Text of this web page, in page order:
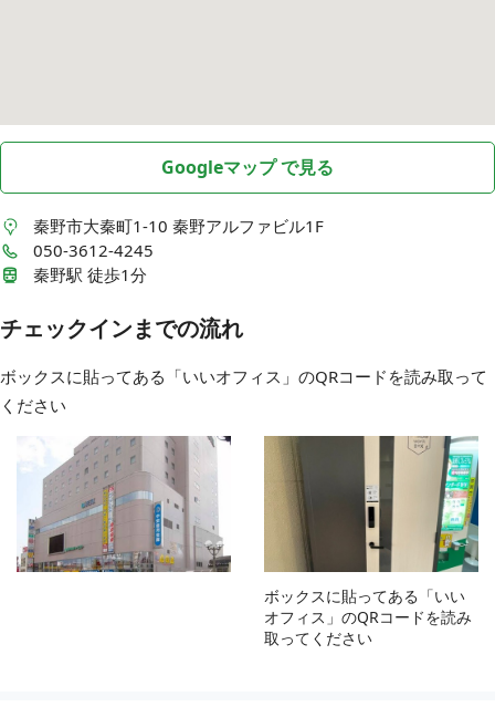
Googleマップ で見る
秦野市大秦町1-10 秦野アルファビル1F
050-3612-4245
秦野駅 徒歩1分
チェックインまでの流れ
ボックスに貼ってある「いいオフィス」のQRコードを読み取って
ください
ボックスに貼ってある「いい
オフィス」のQRコードを読み
取ってください